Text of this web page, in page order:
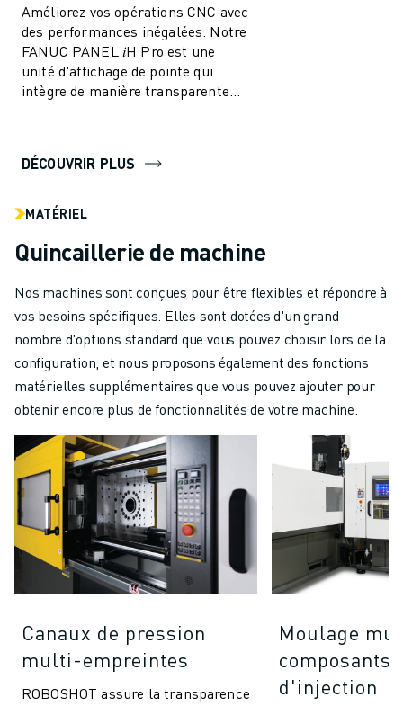
Améliorez vos opérations CNC avec
des performances inégalées. Notre
FANUC PANEL 𝑖H Pro est une
unité d'affichage de pointe qui
intègre de manière transparente
CNC,...
DÉCOUVRIR PLUS
MATÉRIEL
Quincaillerie de machine
Nos machines sont conçues pour être flexibles et répondre à
vos besoins spécifiques. Elles sont dotées d'un grand
nombre d'options standard que vous pouvez choisir lors de la
configuration, et nous proposons également des fonctions
matérielles supplémentaires que vous pouvez ajouter pour
obtenir encore plus de fonctionnalités de votre machine.
Canaux de pression
multi-empreintes
ROBOSHOT assure la transparence
Moulage
composants
d'injection